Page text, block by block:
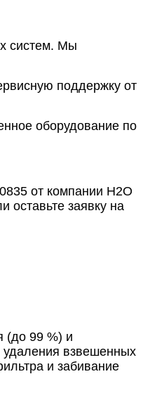
систем. Мы
поддержку от
оборудование по
от компании Н2О
оставьте заявку на
(до 99 %) и
удаления взвешенных
и забивание